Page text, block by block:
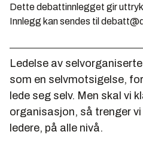
Dette debattinnlegget gir
Innlegg kan sendes til
Ledelse av
som en selvmotsigelse,
lede seg selv. Men skal vi
organisasjon, så trenger
ledere, på alle nivå.